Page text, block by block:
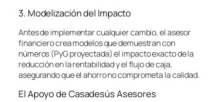
3. Modelización del Impacto
Antes de implementar cualquier cambio, el asesor
financiero crea modelos que demuestran con
números (PyG proyectada) el impacto exacto de la
reducción en la rentabilidad y el flujo de caja,
asegurando que el ahorro no comprometa la calidad.
El Apoyo de Casadesús Asesores